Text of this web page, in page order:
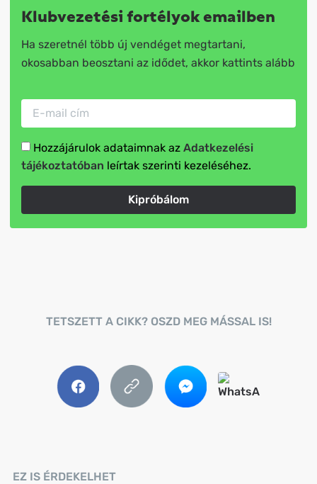
Klubvezetési fortélyok emailben
Ha szeretnél több új vendéget megtartani,
okosabban beosztani az idődet, akkor kattints alább
Hozzájárulok adataimnak az Adatkezelési
tájékoztatóban leírtak szerinti kezeléséhez.
Kipróbálom
TETSZETT A CIKK? OSZD MEG MÁSSAL IS!
EZ IS ÉRDEKELHET